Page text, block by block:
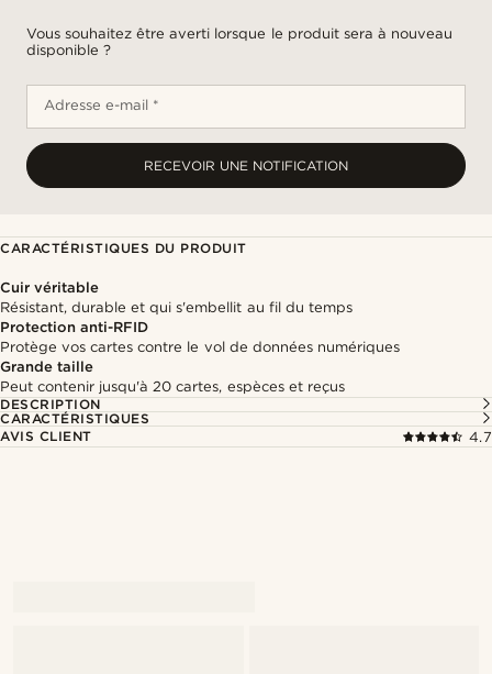
Vous souhaitez être averti lorsque le produit sera à nouveau
disponible ?
Adresse e-mail *
RECEVOIR UNE NOTIFICATION
CARACTÉRISTIQUES DU PRODUIT
Cuir véritable
Résistant, durable et qui s'embellit au fil du temps
Protection anti-RFID
Protège vos cartes contre le vol de données numériques
Grande taille
Peut contenir jusqu'à 20 cartes, espèces et reçus
DESCRIPTION
CARACTÉRISTIQUES
AVIS CLIENT
4.7